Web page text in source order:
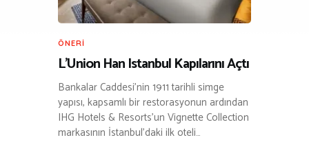
ÖNERI
L’Union Han Istanbul Kapılarını Açtı
Bankalar Caddesi’nin 1911 tarihli simge
yapısı, kapsamlı bir restorasyonun ardından
IHG Hotels & Resorts’un Vignette Collection
markasının İstanbul’daki ilk oteli…